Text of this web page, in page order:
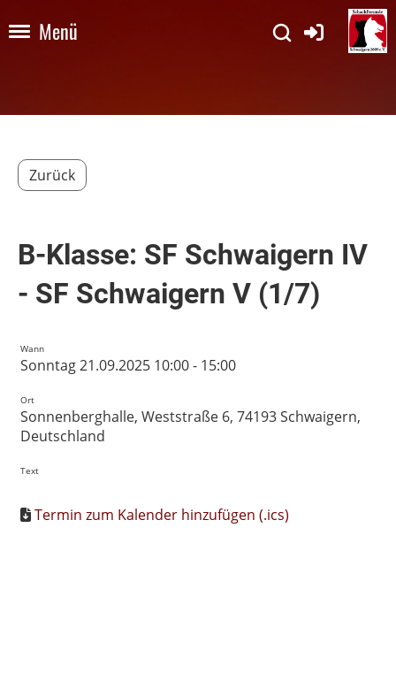
Menü
Zurück
B-Klasse: SF Schwaigern IV
- SF Schwaigern V (1/7)
Wann
Sonntag 21.09.2025 10:00 - 15:00
Ort
Sonnenberghalle, Weststraße 6, 74193 Schwaigern,
Deutschland
Text
Termin zum Kalender hinzufügen (.ics)